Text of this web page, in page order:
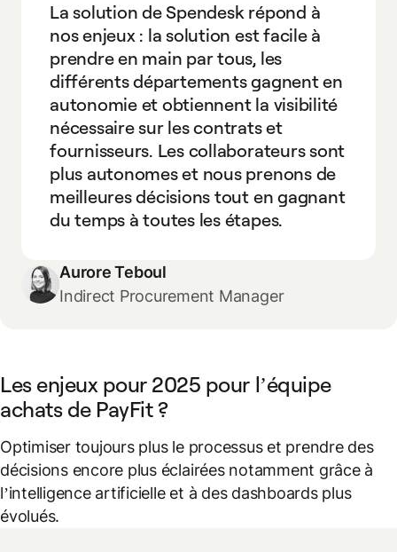
La solution de Spendesk répond à
nos enjeux : la solution est facile à
prendre en main par tous, les
différents départements gagnent en
autonomie et obtiennent la visibilité
nécessaire sur les contrats et
fournisseurs. Les collaborateurs sont
plus autonomes et nous prenons de
meilleures décisions tout en gagnant
du temps à toutes les étapes.
Aurore Teboul
Indirect Procurement Manager
Les enjeux pour 2025 pour l’équipe
achats de PayFit ?
Optimiser toujours plus le processus et prendre des
décisions encore plus éclairées notamment grâce à
l’intelligence artificielle et à des dashboards plus
évolués.